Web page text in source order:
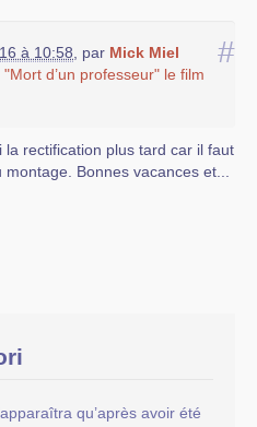
#
à 10:58 par Mick Miel
"Mort d’un professeur" le film
la rectification plus tard car il faut
Bonnes vacances et...
qu’après avoir été